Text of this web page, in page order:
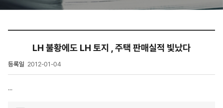
공유
LH 불황에도 LH 토지 , 주택 판매실적 빛났다
등록일 2012-01-04
...